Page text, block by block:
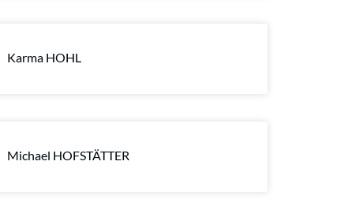
Karma HOHL
Michael HOFSTÄTTER